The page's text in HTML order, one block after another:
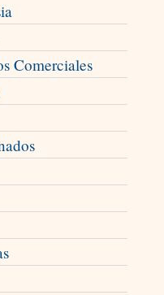
Comerciales